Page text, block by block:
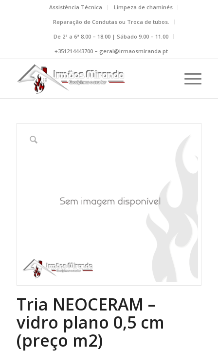
Assistência Técnica
Limpeza de chaminés
Reparação de Condutas ou Troca de tubos.
De 2ª a 6ª 8.00 – 18.00 | Sábado 9.00 – 11.00
+351214443700 – geral@irmaosmiranda.pt
Tria NEOCERAM –
vidro plano 0,5 cm
(preço m2)